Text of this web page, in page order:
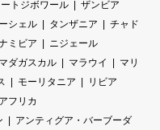
トジボワール
ザンビア
シェル タンザニア
チャド
ミビア
ニジェール
マダガスカル マラウイ
マリ
モーリタニア
リビア
フリカ
アンティグア・バーブーダ